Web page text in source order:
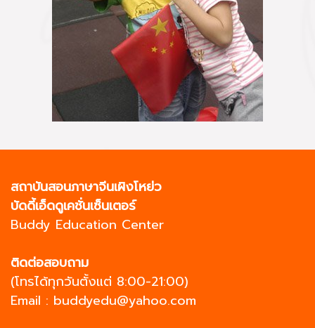
สถาบันสอนภาษาจีนเผิงโหย่ว
บัดดี้เอ็ดดูเคชั่นเซ็นเตอร์
Buddy Education Center
ติดต่อสอบถาม
(โทรได้ทุกวันตั้งแต่ 8:00-21:00)
Email : buddyedu@yahoo.com